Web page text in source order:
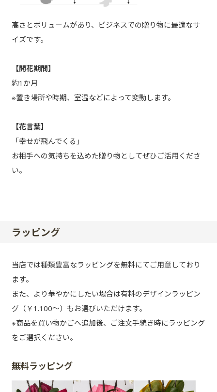
高さとボリュームがあり、ビジネスでの贈り物に最適なサ
イズです。
【開花期間】
約1か月
※置き場所や時期、室温などによって変動します。
【花言葉】
「幸せが飛んでくる」
お相手への気持ちを込めた贈り物としてぜひご活用くださ
い。
ラッピング
当店では種類豊富なラッピングを無料にてご用意しており
ます。
また、より華やかにしたい場合は有料のデザインラッピン
グ（￥1.100～）もお選びいただけます。
※商品を買い物かごへ追加後、ご注文手続き時にラッピング
をご選択ください。
無料ラッピング